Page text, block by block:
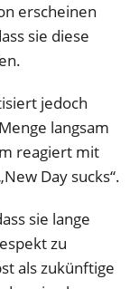
erscheinen
sie diese
jedoch
langsam
reagiert mit
Day sucks“.
sie lange
zu
als zukünftige